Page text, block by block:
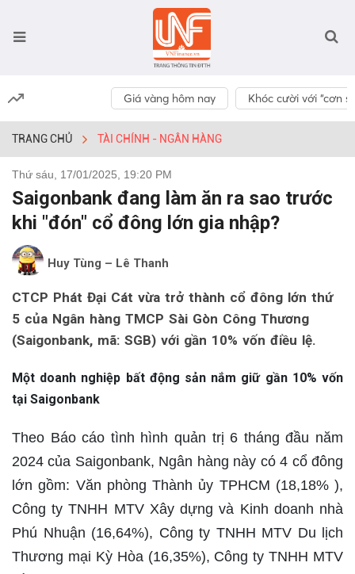
Giá vàng hôm nay Khóc cười với “cơn
TRANG CHỦ TÀI CHÍNH - NGÂN HÀNG
Thứ sáu, 17/01/2025, 19:20 PM
Saigonbank đang làm ăn ra sao trước
khi "đón" cổ đông lớn gia nhập?
Huy Tùng – Lê Thanh
CTCP Phát Đại Cát vừa trở thành cổ đông lớn thứ
5 của Ngân hàng TMCP Sài Gòn Công Thương
(Saigonbank, mã: SGB) với gần 10% vốn điều lệ.
Một doanh nghiệp bất động sản nắm giữ gần 10% vốn
tại Saigonbank
Theo Báo cáo tình hình quản trị 6 tháng đầu năm
2024 của Saigonbank, Ngân hàng này có 4 cổ đông
lớn gồm: Văn phòng Thành ủy TPHCM (18,18% ),
Công ty TNHH MTV Xây dựng và Kinh doanh nhà
Phú Nhuận (16,64%), Công ty TNHH MTV Du lịch
Thương mại Kỳ Hòa (16,35%), Công ty TNHH MTV